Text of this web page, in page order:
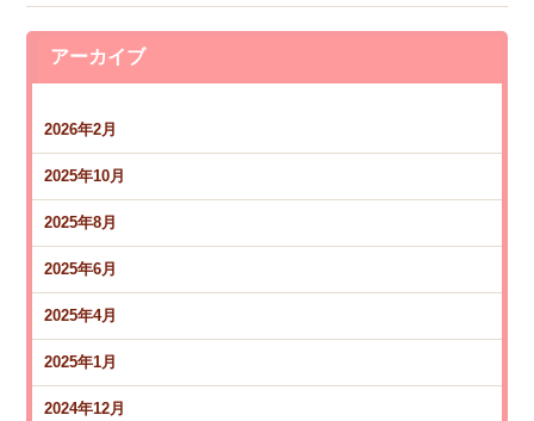
アーカイブ
2026年2月
2025年10月
2025年8月
2025年6月
2025年4月
2025年1月
2024年12月